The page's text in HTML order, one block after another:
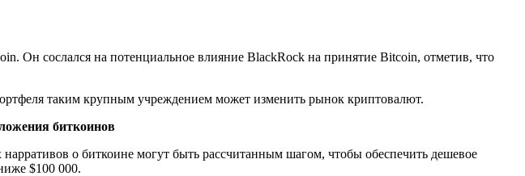
Он сослался на потенциальное влияние BlackRock на принятие Bitcoin, отметив, что
таким крупным учреждением может изменить рынок криптовалют.
биткоинов
о биткоине могут быть рассчитанным шагом, чтобы обеспечить дешевое
$100 000.